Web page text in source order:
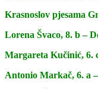
Krasnoslov pjesama
Lorena Švaco, 8. b –
Margareta Kučinić, 6.
Antonio Markač, 6. a